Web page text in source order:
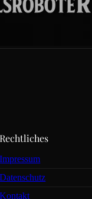
Rechtliches
Impressum
Datenschutz
Kontakt